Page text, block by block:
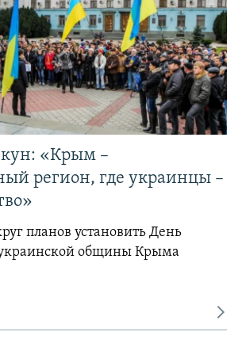
«Крым –
регион, где украинцы –
планов установить День
общины Крыма